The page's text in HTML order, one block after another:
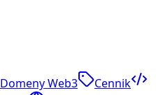
Domeny Web3
Cennik